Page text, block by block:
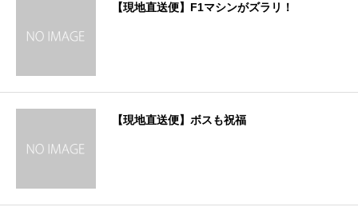
【現地直送便】F1マシンがズラリ！
【現地直送便】ボスも祝福